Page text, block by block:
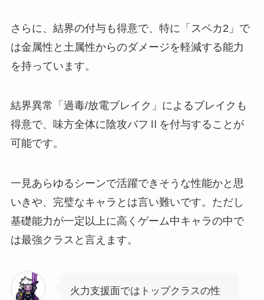
さらに、結界の付与も得意で、特に「スペカ2」で
は金属性と土属性からのダメージを軽減する能力
を持っています。
結界異常「過毒/放電ブレイク」によるブレイクも
得意で、味方全体に陰攻バフⅡを付与することが
可能です。
一見あらゆるシーンで活躍できそうな性能かと思
いきや、完璧なキャラとは言い難いです。ただし
基礎能力が一定以上に高くゲーム中キャラの中で
は最強クラスと言えます。
火力支援面ではトップクラスの性